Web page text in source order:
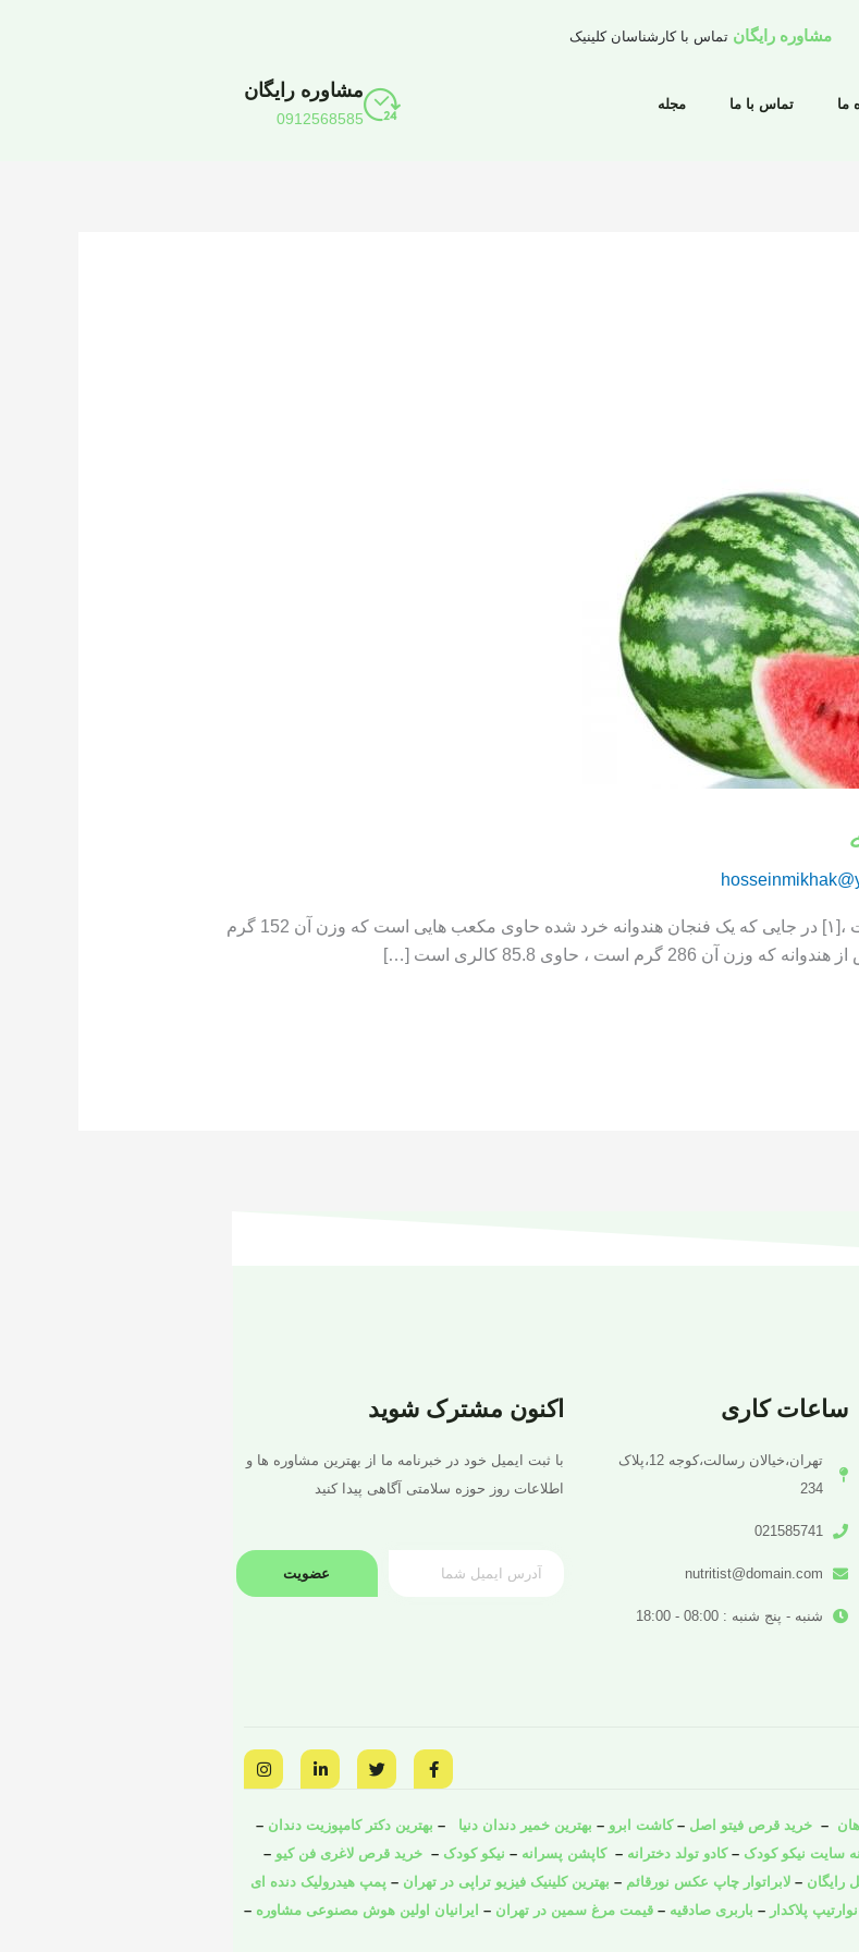
مشاوره رایگان تماس با کارشناسان کلینیک
ما تماس با ما مجله
مشاوره رایگان
0912568585
تعداد کالری موجود در هندوانه هندوانه دارای کالری کم است ،[١] در جایی که یک فنجان هندوانه خرد شده حاوی مکعب هایی است که وزن آن 152 گرم
ساعات کاری
تهران،خیالان رسالت،کوجه 12،پلاک
234
021585741
nutritist@domain.com
شنبه - پنج شنبه : 08:00 - 18:00
اکنون مشترک شوید
با ثبت ایمیل خود در خبرنامه ما از بهترین مشاوره ها و
اطلاعات روز حوزه سلامتی آگاهی پیدا کنید
عضویت
F
a
c
b
o
o
-
w
i
t
e
r
L
i
n
e
i
n
-
i
n
I
n
s
a
r
a
m
– خرید قرص فیتو اصل –کاشت ابرو – بهترین خمیر دندان دنیا – بهترین دکتر کامپوزیت دندان –
سایت نیکو کودک –کادو تولد دخترانه –کاپشن پسرانه – نیکو کودک – خرید قرص لاغری فن کیو –
رایگان – لابراتوار چاپ عکس نورقائم – بهترین کلینیک فیزیو تراپی در تهران – پمپ هیدرولیک دنده ای
پلاکدار – باربری صادقیه – قیمت مرغ سمین در تهران – ایرانیان اولین هوش مصنوعی مشاوره –